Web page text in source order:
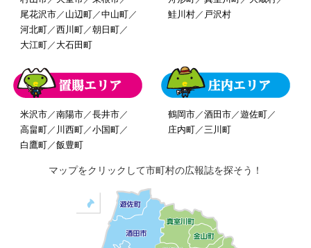
尾花沢市／ 山辺町／中山町／
河北町／西川町／朝日町／
大江町／ 大石田町
鮭川村／ 戸沢村
米沢市／南陽市／長井市／
高畠町／ 川西町／小国町／
白鷹町／飯豊町
鶴岡市／酒田市／遊佐町／
庄内町／三川町
マップをクリックして市町村の広報誌を探そう！
お問い合わせ
掲載の方法
掲載規約
個人情報保護方針
動作環境